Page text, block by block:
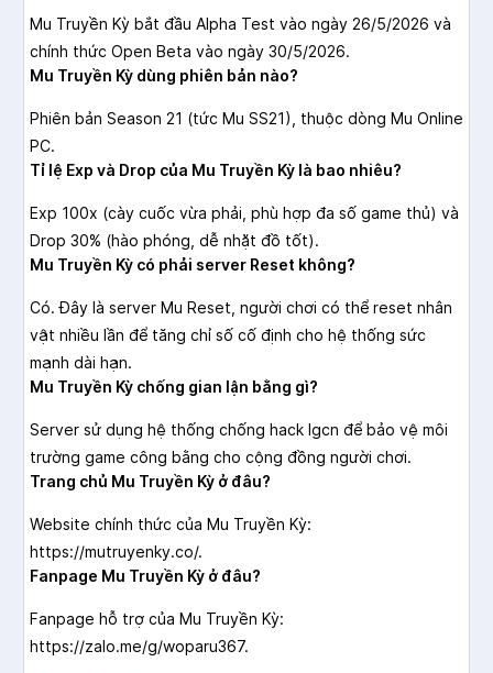
Mu Truyền Kỳ bắt đầu Alpha Test vào ngày 26/5/2026 và
chính thức Open Beta vào ngày 30/5/2026.
Mu Truyền Kỳ dùng phiên bản nào?
Phiên bản Season 21 (tức Mu SS21), thuộc dòng Mu Online
PC.
Tỉ lệ Exp và Drop của Mu Truyền Kỳ là bao nhiêu?
Exp 100x (cày cuốc vừa phải, phù hợp đa số game thủ) và
Drop 30% (hào phóng, dễ nhặt đồ tốt).
Mu Truyền Kỳ có phải server Reset không?
Có. Đây là server Mu Reset, người chơi có thể reset nhân
vật nhiều lần để tăng chỉ số cố định cho hệ thống sức
mạnh dài hạn.
Mu Truyền Kỳ chống gian lận bằng gì?
Server sử dụng hệ thống chống hack Igcn để bảo vệ môi
trường game công bằng cho cộng đồng người chơi.
Trang chủ Mu Truyền Kỳ ở đâu?
Website chính thức của Mu Truyền Kỳ:
https://mutruyenky.co/.
Fanpage Mu Truyền Kỳ ở đâu?
Fanpage hỗ trợ của Mu Truyền Kỳ:
https://zalo.me/g/woparu367.